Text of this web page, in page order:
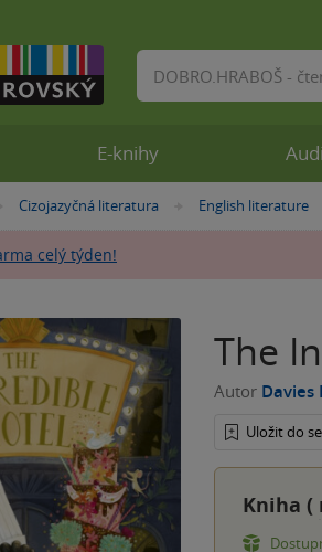
»
Cizojazyčná literatura »
English literature
celý týden!
The
Autor Davies
Uložit do
Kniha (
E-knihy
Vyhledávání